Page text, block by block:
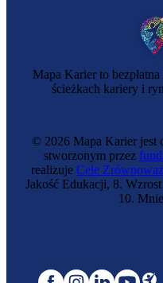
Mapa Karier to
ścieżkach kariery i
© 2026 Mapa Karier jest
stworzonym przez
realizuje Cele
Jakość Edukacji, 8.
10.